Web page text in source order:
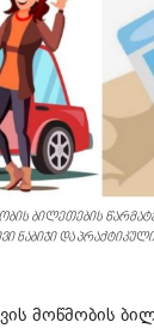
ბილეთების
ნაბიჯი და
მოწმობის